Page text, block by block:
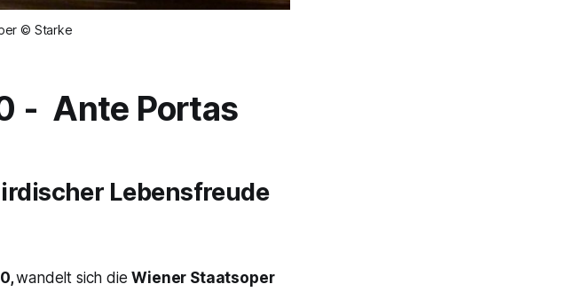
© Starke
- Ante Portas
Lebensfreude
wandelt sich dieWiener Staatsoper